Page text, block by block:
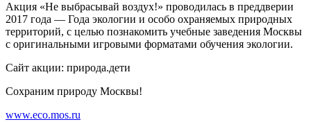
Акция «Не выбрасывай воздух!» проводилась в преддверии
2017 года — Года экологии и особо охраняемых природных
территорий, с целью познакомить учебные заведения Москвы
с оригинальными игровыми форматами обучения экологии.
Сайт акции: природа.дети
Сохраним природу Москвы!
www.eco.mos.ru